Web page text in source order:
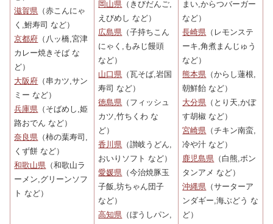
滋賀県 （赤こんにゃ
く,鮒寿司 など）
京都府 （八ッ橋,宮津
カレー焼きそば な
ど）
大阪府 （串カツ,サン
ミー など）
兵庫県 （そばめし,姫
路おでん など）
奈良県 （柿の葉寿司,
くず餅 など）
和歌山県 （和歌山ラ
ーメン,グリーンソフ
ト など）
岡山県 （きびだんご,
えびめし など）
広島県 （子持ちこん
にゃく,もみじ饅頭
など）
山口県 （瓦そば,岩国
寿司 など）
徳島県 （フィッシュ
カツ,竹ちくわ な
ど）
香川県 （讃岐うどん,
おいりソフト など）
愛媛県 （今治焼豚玉
子飯,坊ちゃん団子
など）
高知県 （ぼうしパン,
まい,からつバーガー
など）
長崎県 （レモンステ
ーキ,角煮まんじゅう
など）
熊本県 （からし蓮根,
朝鮮飴 など）
大分県 （とり天,かぼ
す胡椒 など）
宮崎県 （チキン南蛮,
冷や汁 など）
鹿児島県 （白熊,ボン
タンアメ など）
沖縄県 （サーターア
ンダギー,海ぶどう な
ど）